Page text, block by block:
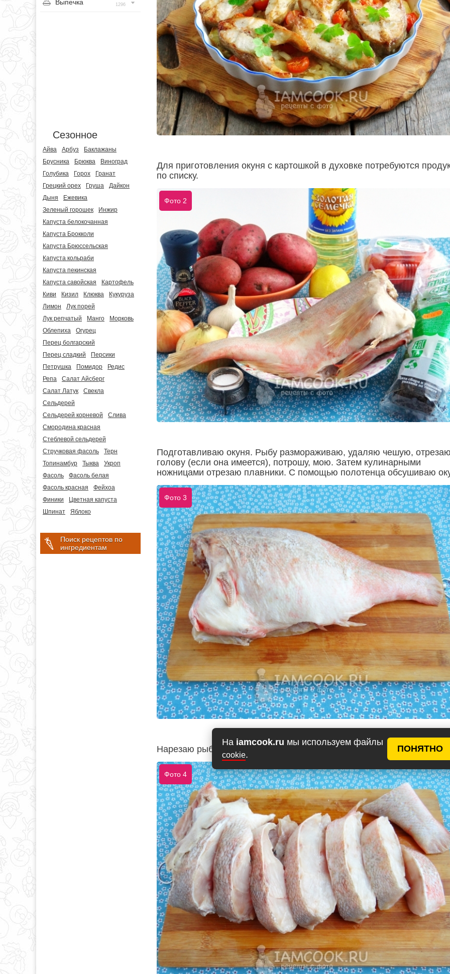
На iamcook.ru мы используем файлы
cookie.
ПОНЯТНО
Выпечка 1296
Сезонное
Айва Арбуз
Баклажаны
Брусника
Брюква
Виноград
Голубика
Горох
Гранат
Грецкий орех
Груша
Дайкон
Дыня
Ежевика
Зеленый горошек
Инжир
Капуста белокочанная
Капуста Брокколи
Капуста Брюссельская
Капуста кольраби
Капуста пекинская
Капуста савойская
Картофель
Киви
Кизил Клюква
Кукуруза
Лимон
Лук порей
Лук репчатый
Манго
Морковь
Облепиха
Огурец
Перец болгарский
Перец сладкий
Персики
Петрушка
Помидор
Редис
Репа
Салат Айсберг
Салат Латук
Свекла
Сельдерей
Сельдерей корневой
Слива
Смородина красная
Стеблевой сельдерей
Стручковая фасоль
Терн
Топинамбур
Тыква
Укроп
Фасоль
Фасоль белая
Фасоль красная
Фейхоа
Финики
Цветная капуста
Шпинат
Яблоко
Поиск рецептов по
ингредиентам
Для приготовления окуня с картошкой в духовке потребуются
по списку.
Фото 2
Подготавливаю окуня. Рыбу размораживаю, удаляю чешую,
голову (если она имеется), потрошу, мою. Затем кулинарными
ножницами отрезаю плавники. С помощью полотенца обсушиваю
Фото 3
Нарезаю рыбу на небольшие кусочки.
Фото 4